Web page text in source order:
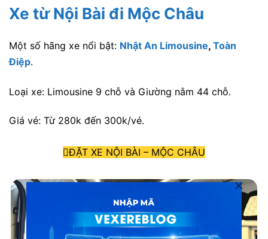
Xe từ Nội Bài đi Mộc Châu
Một số hãng xe nổi bật: Nhật An Limousine, Toàn
Điệp.
Loại xe: Limousine 9 chỗ và Giường nằm 44 chỗ.
Giá vé: Từ 280k đến 300k/vé.
ĐẶT XE NỘI BÀI – MỘC CHÂU